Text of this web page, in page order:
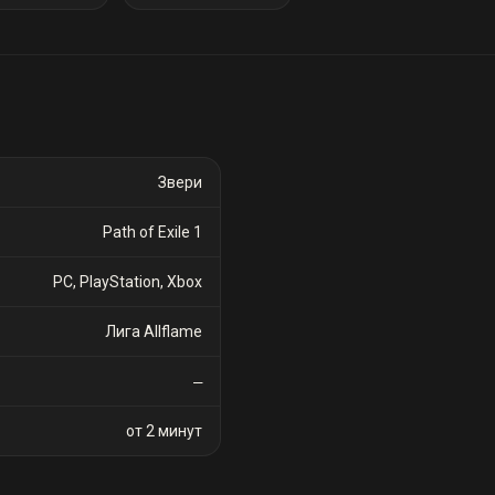
Звери
Path of Exile 1
PC, PlayStation, Xbox
Лига Allflame
—
от 2 минут